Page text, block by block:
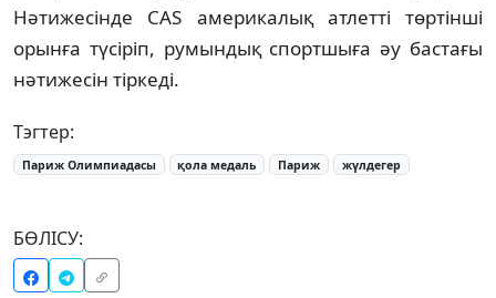
Нәтижесінде CAS америкалық атлетті төртінші
орынға түсіріп, румындық спортшыға әу бастағы
нәтижесін тіркеді.
Тэгтер:
Париж Олимпиадасы қола медаль Париж жүлдегер
БӨЛІСУ: